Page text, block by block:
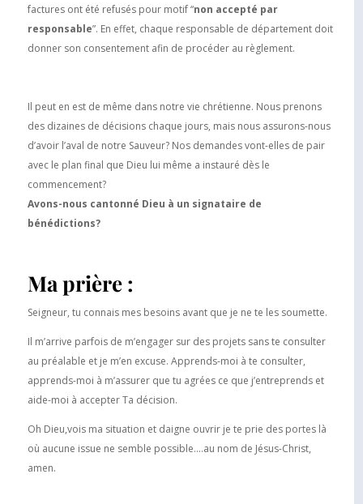
factures ont été refusés pour motif “non accepté par
responsable”. En effet, chaque responsable de département doit
donner son consentement afin de procéder au règlement.
Il peut en est de même dans notre vie chrétienne. Nous prenons
des dizaines de décisions chaque jours, mais nous assurons-nous
d’avoir l’aval de notre Sauveur? Nos demandes vont-elles de pair
avec le plan final que Dieu lui même a instauré dès le
commencement?
Avons-nous cantonné Dieu à un signataire de
bénédictions?
Ma prière :
Seigneur, tu connais mes besoins avant que je ne te les soumette.
Il m’arrive parfois de m’engager sur des projets sans te consulter
au préalable et je m’en excuse. Apprends-moi à te consulter,
apprends-moi à m’assurer que tu agrées ce que j’entreprends et
aide-moi à accepter Ta décision.
Oh Dieu,vois ma situation et daigne ouvrir je te prie des portes là
où aucune issue ne semble possible….au nom de Jésus-Christ,
amen.